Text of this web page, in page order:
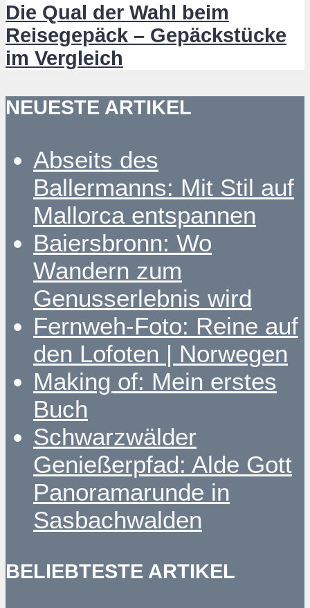
Die Qual der Wahl beim
Reisegepäck – Gepäckstücke
im Vergleich
NEUESTE ARTIKEL
Abseits des
Ballermanns: Mit Stil auf
Mallorca entspannen
Baiersbronn: Wo
Wandern zum
Genusserlebnis wird
Fernweh-Foto: Reine auf
den Lofoten | Norwegen
Making of: Mein erstes
Buch
Schwarzwälder
Genießerpfad: Alde Gott
Panoramarunde in
Sasbachwalden
BELIEBTESTE ARTIKEL